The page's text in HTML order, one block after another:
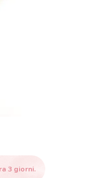
3 giorni.